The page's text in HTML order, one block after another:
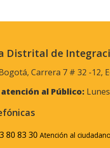
Distrital de
Carrera 7 # 32 -12,
al Público:
80 83 30 Atención al